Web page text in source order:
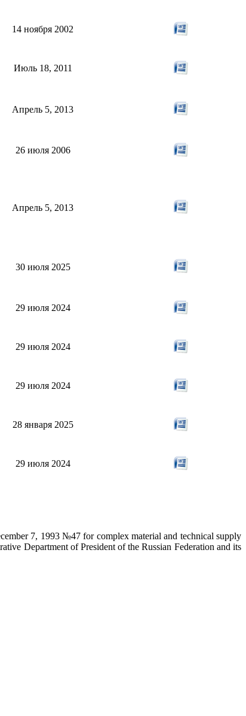
14 ноября 2002
Июль 18, 2011
Апрель 5, 2013
26 июля 2006
Апрель 5, 2013
30 июля 2025
29 июля 2024
29 июля 2024
29 июля 2024
28 января 2025
29 июля 2024
7, 1993 №47 for complex material and technical supply
Department of President of the Russian Federation and its